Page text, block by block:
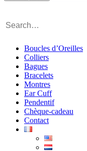
Boucles d’Oreilles
Colliers
Bagues
Bracelets
Montres
Ear Cuff
Pendentif
Chèque-cadeau
Contact